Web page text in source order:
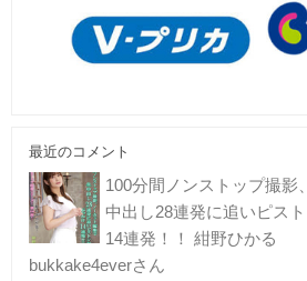
最近のコメント
100分間ノンストップ撮影
中出し28連発に追いピス
14連発！！ 紺野ひかる
bukkake4everさん